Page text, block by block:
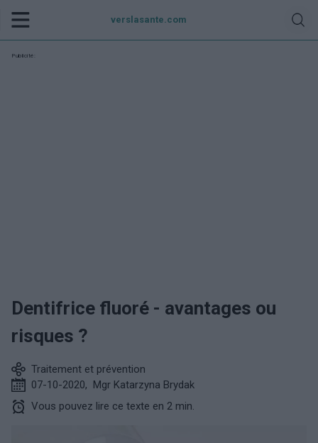
verslasante.com
Publicité:
Dentifrice fluoré - avantages ou
risques ?
Traitement et prévention
07-10-2020, Mgr Katarzyna Brydak
Vous pouvez lire ce texte en 2 min.